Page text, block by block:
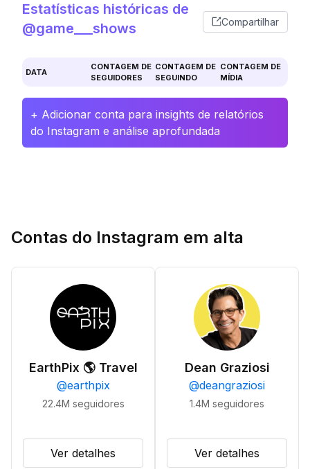
Estatísticas históricas de
@game___shows
Compartilhar
DATA
CONTAGEM DE
SEGUIDORES
CONTAGEM DE
SEGUINDO
CONTAGEM DE
MÍDIA
+ Adicionar conta para insights de relatórios
do Instagram e análise aprofundada
Contas do Instagram em alta
EarthPix 🌎 Travel
@earthpix
22.4M seguidores
Ver detalhes
Dean Graziosi
@deangraziosi
1.4M seguidores
Ver detalhes